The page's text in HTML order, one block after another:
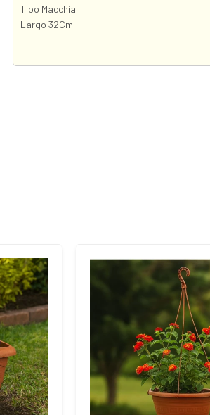
Tipo Macchia
Largo 32Cm